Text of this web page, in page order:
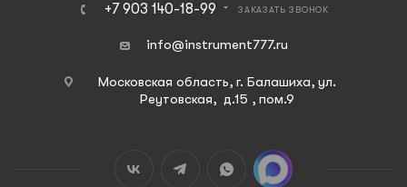
+7 903 140-18-99 ЗАКАЗАТЬ ЗВОНОК
info@instrument777.ru
Московская область, г. Балашиха, ул.
Реутовская, д.15 , пом.9